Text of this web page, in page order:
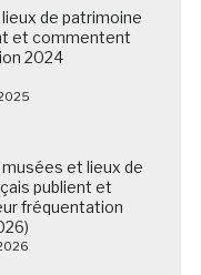
de patrimoine
et commentent
2024
musées et lieux de
publient et
fréquentation